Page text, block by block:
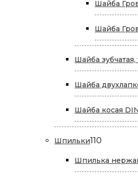
Шайба
Шайба
Шайба зубчатая,
Шайба
Шайба косая
Шпильки110
Шпилька